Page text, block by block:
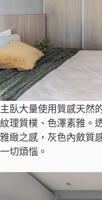
主臥大量使用質感天然
紋理質樸、色澤素雅。
雅緻之感，灰色內斂質
一切煩惱。